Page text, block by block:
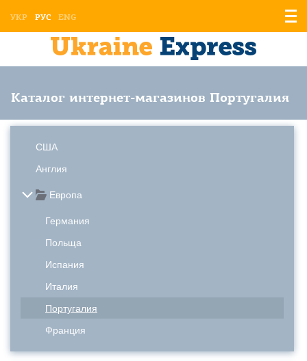
УКР РУС ENG
Каталог интернет-магазинов Португалия
США
Англия
Европа
Германия
Польща
Испания
Италия
Португалия
Франция